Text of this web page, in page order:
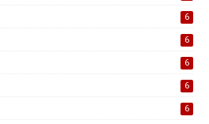
6
6
6
6
6